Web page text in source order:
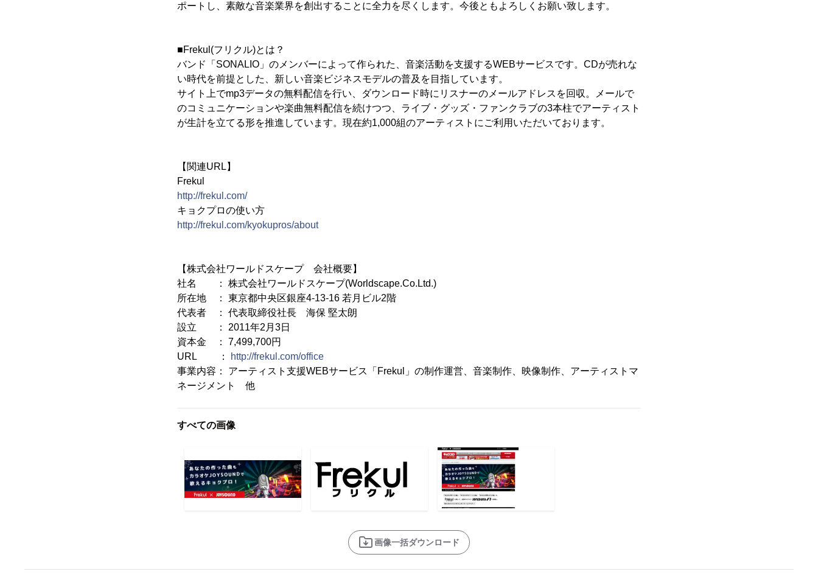
ポートし、素敵な音楽業界を創出することに全力を尽くします。今後ともよろしくお願い致します。
■Frekul(フリクル)とは？
バンド「SONALIO」のメンバーによって作られた、音楽活動を支援するWEBサービスです。CDが売れな
い時代を前提とした、新しい音楽ビジネスモデルの普及を目指しています。
サイト上でmp3データの無料配信を行い、ダウンロード時にリスナーのメールアドレスを回収。メールで
のコミュニケーションや楽曲無料配信を続けつつ、ライブ・グッズ・ファンクラブの3本柱でアーティスト
が生計を立てる形を推進しています。現在約1,000組のアーティストにご利用いただいております。
【関連URL】
Frekul
http://frekul.com/
キョクプロの使い方
http://frekul.com/kyokupros/about
【株式会社ワールドスケープ 会社概要】
社名 ： 株式会社ワールドスケープ(Worldscape.Co.Ltd.)
所在地 ： 東京都中央区銀座4-13-16 若月ビル2階
代表者 ： 代表取締役社長 海保 堅太朗
設立 ： 2011年2月3日
資本金 ： 7,499,700円
URL ：
http://frekul.com/office
事業内容： アーティスト支援WEBサービス「Frekul」の制作運営、音楽制作、映像制作、アーティストマ
ネージメント 他
すべての画像
画像一括ダウンロード